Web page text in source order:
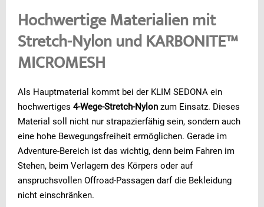
Hochwertige Materialien mit
Stretch-Nylon und KARBONITE™
MICROMESH
Als Hauptmaterial kommt bei der KLIM SEDONA ein
hochwertiges 4-Wege-Stretch-Nylon zum Einsatz. Dieses
Material soll nicht nur strapazierfähig sein, sondern auch
eine hohe Bewegungsfreiheit ermöglichen. Gerade im
Adventure-Bereich ist das wichtig, denn beim Fahren im
Stehen, beim Verlagern des Körpers oder auf
anspruchsvollen Offroad-Passagen darf die Bekleidung
nicht einschränken.